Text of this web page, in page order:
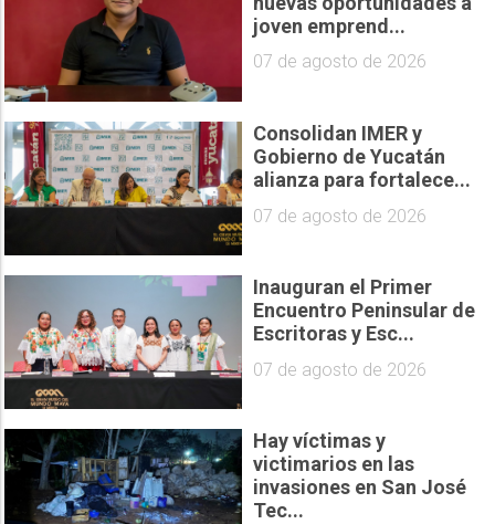
joven emprend...
07 de agosto de 2026
Consolidan IMER y
Gobierno de Yucatán
alianza para fortalece...
07 de agosto de 2026
Inauguran el Primer
Encuentro Peninsular de
Escritoras y Esc...
07 de agosto de 2026
Hay víctimas y
victimarios en las
invasiones en San José
Tec...